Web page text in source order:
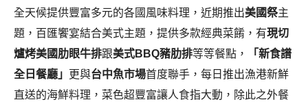
全天候提供豐富多元的各國風味料理，近期推出美國祭主
題，百匯饗宴結合美式主題，提供多款經典菜餚，有現切
爐烤美國肋眼牛排跟美式BBQ豬肋排等等餐點，
「新食譜
全日餐廳」
更與台中魚市場首度聯手，每日推出漁港新鮮
直送的海鮮料理，菜色超豐富讓人食指大動，除此之外餐